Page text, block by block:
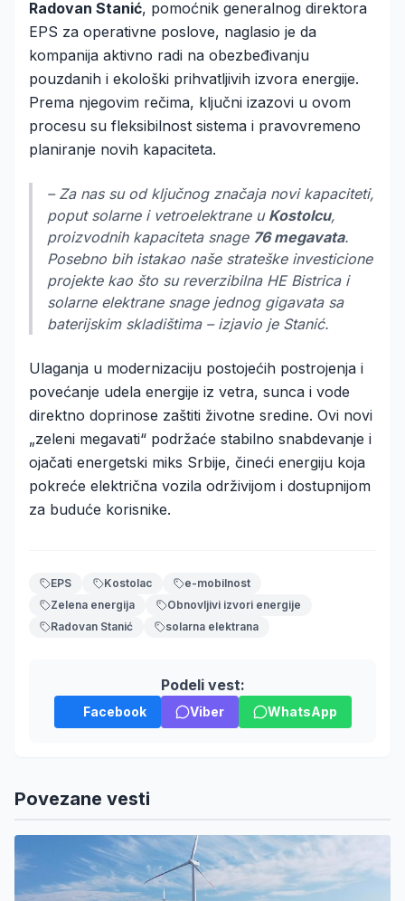
Radovan Stanić, pomoćnik generalnog direktora
EPS za operativne poslove, naglasio je da
kompanija aktivno radi na obezbeđivanju
pouzdanih i ekološki prihvatljivih izvora energije.
Prema njegovim rečima, ključni izazovi u ovom
procesu su fleksibilnost sistema i pravovremeno
planiranje novih kapaciteta.
– Za nas su od ključnog značaja novi kapaciteti,
poput solarne i vetroelektrane u Kostolcu,
proizvodnih kapaciteta snage 76 megavata.
Posebno bih istakao naše strateške investicione
projekte kao što su reverzibilna HE Bistrica i
solarne elektrane snage jednog gigavata sa
baterijskim skladištima – izjavio je Stanić.
Ulaganja u modernizaciju postojećih postrojenja i
povećanje udela energije iz vetra, sunca i vode
direktno doprinose zaštiti životne sredine. Ovi novi
„zeleni megavati“ podržaće stabilno snabdevanje i
ojačati energetski miks Srbije, čineći energiju koja
pokreće električna vozila održivijom i dostupnijom
za buduće korisnike.
EPS Kostolac
e-mobilnost
Zelena energija
Obnovljivi izvori energije
Radovan Stanić
solarna elektrana
Podeli vest:
Facebook Viber WhatsApp
Povezane vesti